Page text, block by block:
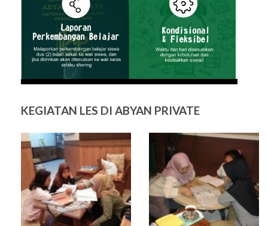
KEGIATAN LES DI ABYAN PRIVATE